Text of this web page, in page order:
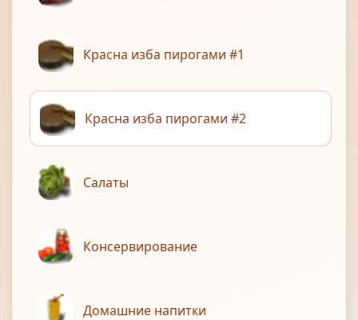
Красна изба пирогами #1
Красна изба пирогами #2
Салаты
Консервирование
Домашние напитки